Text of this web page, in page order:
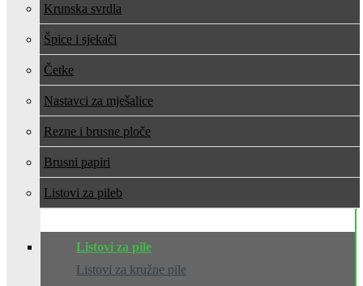
Krunska svrdla
Špice i sjekači
Četke
Nastavci za mješalice
Rezne i brusne ploče
Brusni papiri
Listovi za pile
Listovi za pile
Listovi za kružne pile